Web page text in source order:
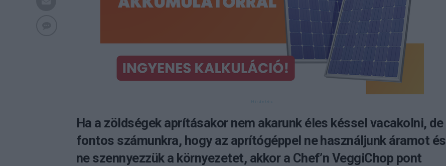
Ha a zöldségek aprításakor nem akarunk éles késsel vacakolni, de
fontos számunkra, hogy az aprítógéppel ne használjunk áramot és
ne szennyezzük a környezetet, akkor a Chef’n VeggiChop pont